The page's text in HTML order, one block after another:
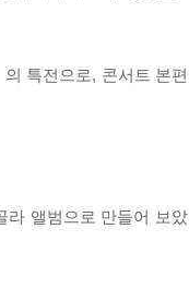
특전으로, 콘서트 본편
라 앨범으로 만들어 보았